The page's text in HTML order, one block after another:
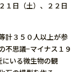
１日（土）、２２日
計３５０人以上が参
不思議−マイナス１９
いる微生物の観